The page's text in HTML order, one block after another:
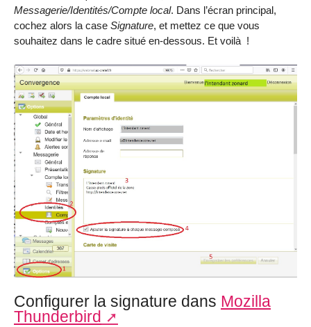
Messagerie/Identités/Compte local. Dans l’écran principal,
cochez alors la case Signature, et mettez ce que vous
souhaitez dans le cadre situé en-dessous. Et voilà !
Configurer la signature dans Mozilla
Thunderbird